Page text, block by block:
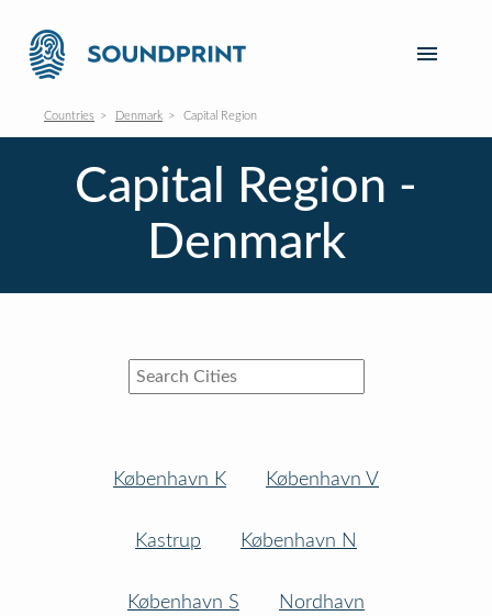
Countries Denmark Capital Region
Capital Region -
Denmark
København K København V
Kastrup København N
København S Nordhavn